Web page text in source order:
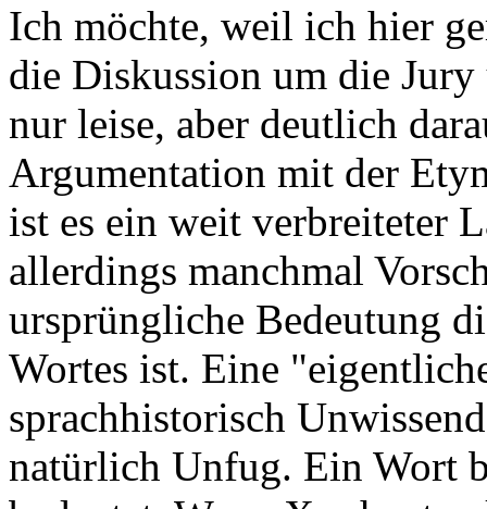
Ich möchte, weil ich hier
die Diskussion um die
nur leise, aber deutlich
Argumentation mit der
ist es ein weit verbreiteter
allerdings manchmal
ursprüngliche Bedeutung
Wortes ist. Eine
sprachhistorisch
natürlich Unfug. Ein Wort